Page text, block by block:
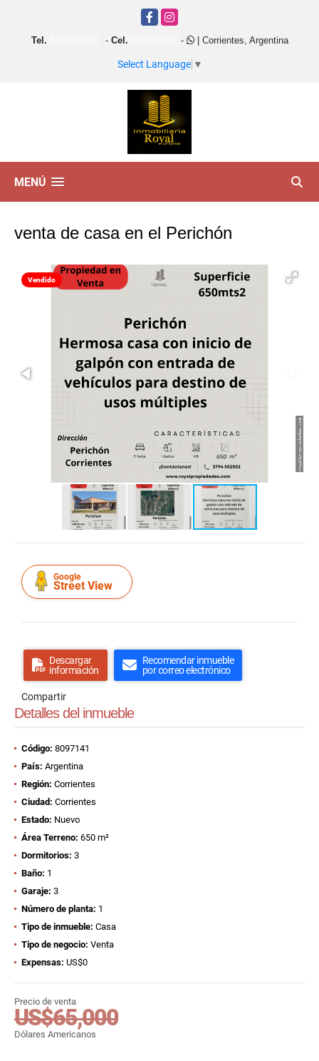
FacebookInstagram
Tel. - Cel. - | Corrientes, Argentina
Select Language ▼
MENÚ
venta de casa en el Perichón
Vendido
Google
Street View
Descargar
información
Recomendar inmueble
por correo electrónico
Compartir
Detalles del inmueble
Código: 8097141
País: Argentina
Región: Corrientes
Ciudad: Corrientes
Estado: Nuevo
Área Terreno: 650 m²
Dormitorios: 3
Baño: 1
Garaje: 3
Número de planta: 1
Tipo de inmueble: Casa
Tipo de negocio: Venta
Expensas: US$0
Precio de venta
US$65,000
Dólares Americanos